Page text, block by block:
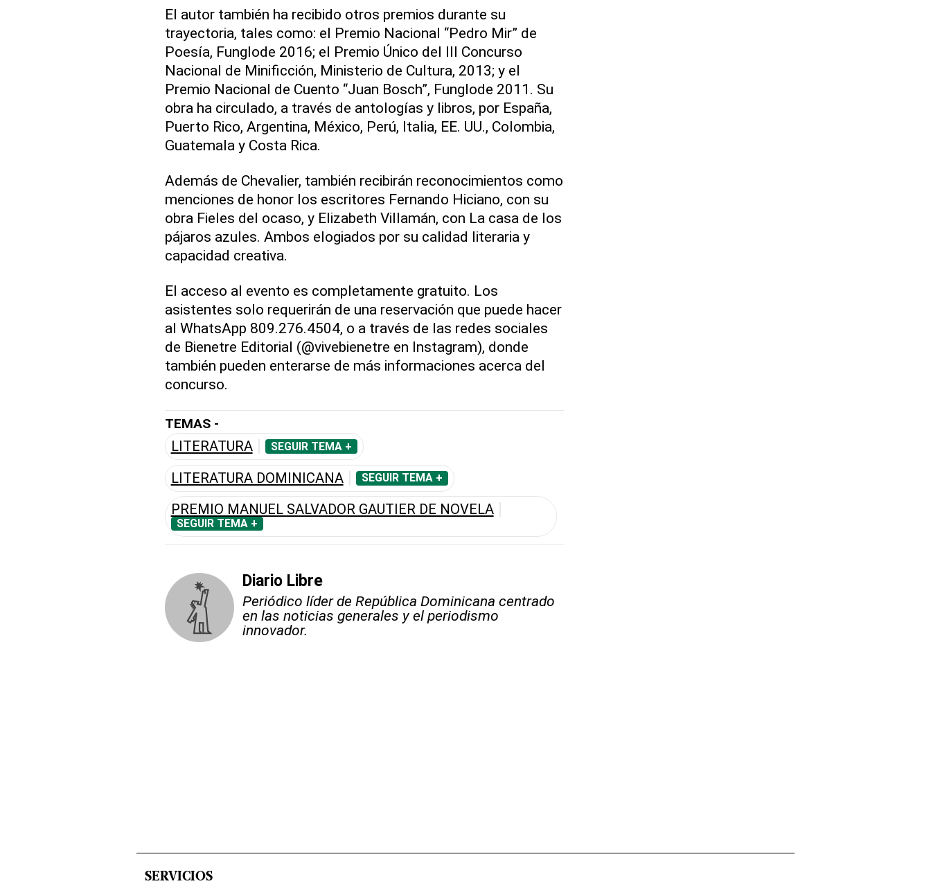
El autor también ha recibido otros premios durante su
trayectoria, tales como: el Premio Nacional “Pedro Mir” de
Poesía, Funglode 2016; el Premio Único del III Concurso
Nacional de Minificción, Ministerio de Cultura, 2013; y el
Premio Nacional de Cuento “Juan Bosch”, Funglode 2011. Su
obra ha circulado, a través de antologías y libros, por España,
Puerto Rico, Argentina, México, Perú, Italia, EE. UU., Colombia,
Guatemala y Costa Rica.
Además de Chevalier, también recibirán reconocimientos como
menciones de honor los escritores Fernando Hiciano, con su
obra Fieles del ocaso, y Elizabeth Villamán, con La casa de los
pájaros azules. Ambos elogiados por su calidad literaria y
capacidad creativa.
El acceso al evento es completamente gratuito. Los
asistentes solo requerirán de una reservación que puede hacer
al WhatsApp 809.276.4504, o a través de las redes sociales
de Bienetre Editorial (@vivebienetre en Instagram), donde
también pueden enterarse de más informaciones acerca del
concurso.
TEMAS -
LITERATURA SEGUIR TEMA +
LITERATURA DOMINICANA SEGUIR TEMA +
PREMIO MANUEL SALVADOR GAUTIER DE NOVELA
SEGUIR TEMA +
Diario Libre
Periódico líder de República Dominicana centrado
en las noticias generales y el periodismo
innovador.
SERVICIOS